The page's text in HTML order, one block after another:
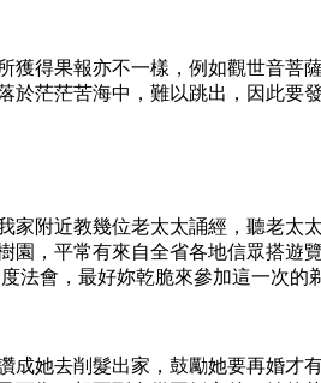
得果報亦不一樣，例如觀世音菩
茫茫苦海中，難以跳出，因此要
附近教幾位老太太誦經，聽老太
，平常有來自全省各地信眾搭遊
法會，最好妳乾脆來參加這一次的
她去削髮出家，鼓勵她要再婚才